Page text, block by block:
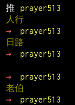
推
prayer513
人行
→
prayer513
日路
→
prayer513
→
prayer513
老伯
→
prayer513